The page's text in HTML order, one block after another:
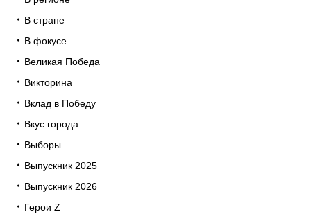
В стране
В фокусе
Великая Победа
Викторина
Вклад в Победу
Вкус города
Выборы
Выпускник 2025
Выпускник 2026
Герои Z